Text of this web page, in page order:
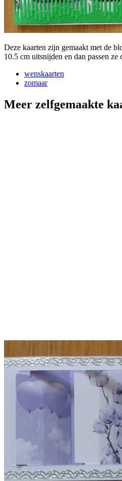
Deze kaarten zijn gemaakt met de
10.5 cm uitsnijden en dan passen
wenskaarten
zomaar
Meer zelfgemaakte